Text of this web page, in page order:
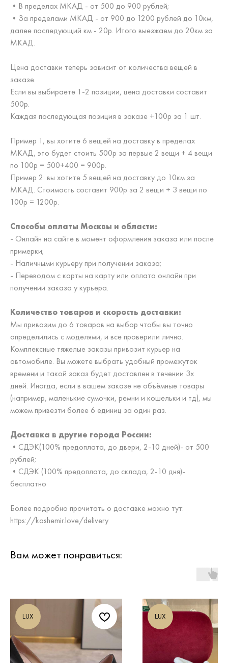
•В пределах МКАД - от 500 до 900 рублей;
•За пределами МКАД - от 900 до 1200 рублей до 10км,
далее последующий км - 20р. Итого выезжаем до 20км за
МКАД.
Цена доставки теперь зависит от количества вещей в
заказе.
Если вы выбираете 1-2 позиции, цена доставки составит
500р.
Каждая последующая позиция в заказе +100р за 1 шт.
Пример 1, вы хотите 6 вещей на доставку в пределах
МКАД, это будет стоить 500р за первые 2 вещи + 4 вещи
по 100р = 500+400 = 900р.
Пример 2: вы хотите 5 вещей на доставку до 10км за
МКАД. Стоимость составит 900р за 2 вещи + 3 вещи по
100р = 1200р.
Способы оплаты Москвы и области:
- Онлайн на сайте в момент оформления заказа или после
примерки;
- Наличными курьеру при получении заказа;
- Переводом с карты на карту или оплата онлайн при
получении заказа у курьера.
Количество товаров и скорость доставки:
Мы привозим до 6 товаров на выбор чтобы вы точно
определились с моделями, и все проверили лично.
Комплексные тяжелые заказы привозит курьер на
автомобиле. Вы можете выбрать удобный промежуток
времени и такой заказ будет доставлен в течении 3х
дней. Иногда, если в вашем заказе не объёмные товары
(например, маленькие сумочки, ремни и кошельки и тд), мы
можем привезти более 6 единиц за один раз.
Доставка в другие города России:
•СДЭК(100% предоплата, до двери, 2-10 дней)- от 500
рублей;
•СДЭК (100% предоплата, до склада, 2-10 дня)-
бесплатно
Более подробно прочитать о доставке можно тут:
https://kashemir.love/delivery
Вам может понравиться:
LUX LUX